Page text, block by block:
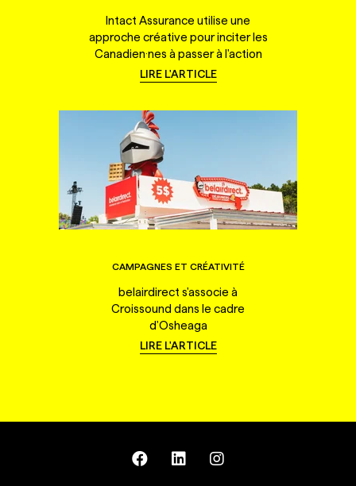
Intact Assurance utilise une
approche créative pour inciter les
Canadien·nes à passer à l'action
LIRE L'ARTICLE
CAMPAGNES ET CRÉATIVITÉ
belairdirect s'associe à
Croissound dans le cadre
d'Osheaga
LIRE L'ARTICLE